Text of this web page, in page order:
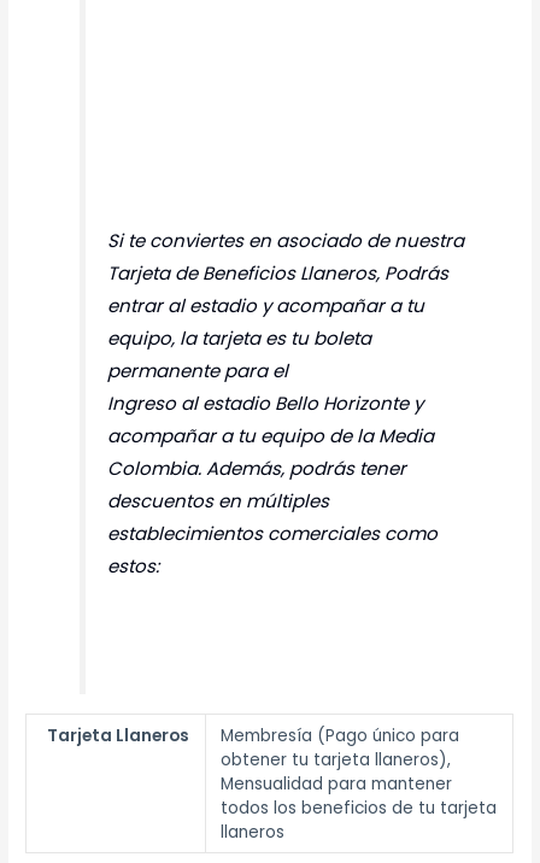
Si te conviertes en asociado de nuestra
Tarjeta de Beneficios Llaneros, Podrás
entrar al estadio y acompañar a tu
equipo, la tarjeta es tu boleta
permanente para el
Ingreso al estadio Bello Horizonte y
acompañar a tu equipo de la Media
Colombia. Además, podrás tener
descuentos en múltiples
establecimientos comerciales como
estos:
Tarjeta Llaneros
Membresía (Pago único para
obtener tu tarjeta llaneros),
Mensualidad para mantener
todos los beneficios de tu tarjeta
llaneros